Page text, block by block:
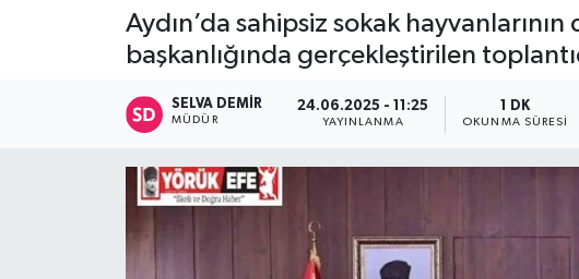
Aydın’da sahipsiz sokak
başkanlığında gerçekleştirilen
SELVA DEMIR
MÜDÜR
24.06.2025 - 11:25
YAYINLANMA
1 DK
OKUNMA SÜRESI